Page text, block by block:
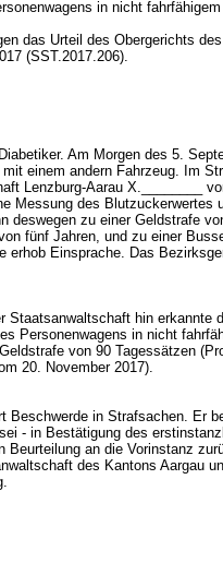
in nicht
das Urteil des Obergerichts
(SST.2017.206).
Am Morgen des 5.
mit einem andern Fahrzeug. Im
Lenzburg-Aarau X.________
Messung des Blutzuckerwertes
deswegen zu einer Geldstrafe
fünf Jahren, und zu einer
erhob Einsprache. Das
Staatsanwaltschaft hin erkannte
Personenwagens in nicht
von 90 Tagessätzen
20. November 2017).
Beschwerde in Strafsachen. Er
- in Bestätigung des
Beurteilung an die Vorinstanz
des Kantons Aargau